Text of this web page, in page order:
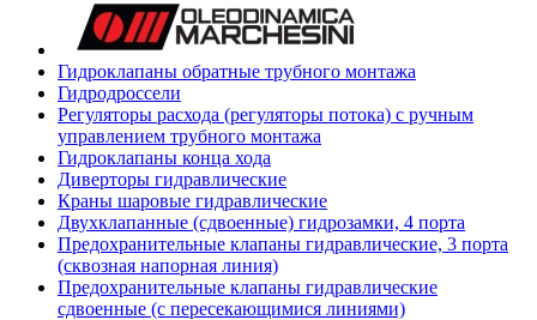
Гидроклапаны обратные трубного монтажа
Гидродроссели
Регуляторы расхода (регуляторы потока) с ручным
управлением трубного монтажа
Гидроклапаны конца хода
Диверторы гидравлические
Краны шаровые гидравлические
Двухклапанные (сдвоенные) гидрозамки, 4 порта
Предохранительные клапаны гидравлические, 3 порта
(сквозная напорная линия)
Предохранительные клапаны гидравлические
сдвоенные (с пересекающимися линиями)